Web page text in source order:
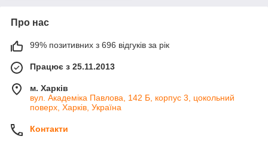
Про нас
99% позитивних з 696 відгуків за рік
Працює з 25.11.2013
м. Харків
вул. Академіка Павлова, 142 Б, корпус 3, цокольний
поверх, Харків, Україна
Контакти